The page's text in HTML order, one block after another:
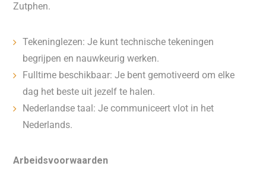
Zutphen.
Tekeninglezen: Je kunt technische tekeningen
begrijpen en nauwkeurig werken.
Fulltime beschikbaar: Je bent gemotiveerd om elke
dag het beste uit jezelf te halen.
Nederlandse taal: Je communiceert vlot in het
Nederlands.
Arbeidsvoorwaarden